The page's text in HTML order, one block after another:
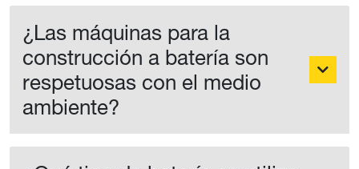
¿Las máquinas para la
construcción a batería son
respetuosas con el medio
ambiente?